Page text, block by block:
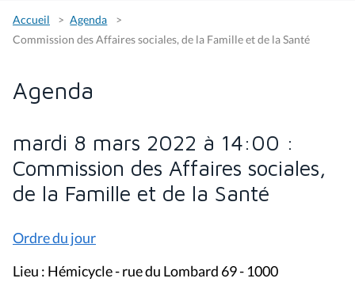
Accueil
Agenda
Commission des Affaires sociales, de la Famille et de la Santé
Agenda
mardi 8 mars 2022 à 14:00 :
Commission des Affaires sociales,
de la Famille et de la Santé
Ordre du jour
Lieu : Hémicycle - rue du Lombard 69 - 1000